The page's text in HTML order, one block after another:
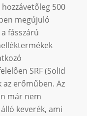
500
megújuló
fásszárú
SRF (Solid
az erőműben. Az
már nem
keverék, ami